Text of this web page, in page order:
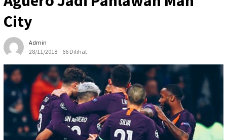
City
Admin
28/11/2018
66 Dilihat